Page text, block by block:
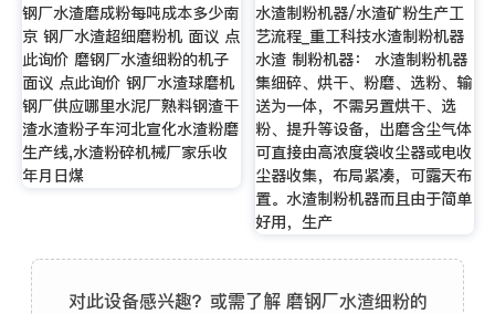
钢厂水渣磨成粉每吨成本多少南
京 钢厂水渣超细磨粉机 面议 点
此询价 磨钢厂水渣细粉的机子
面议 点此询价 钢厂水渣球磨机
钢厂供应哪里水泥厂熟料钢渣干
渣水渣粉子车河北宣化水渣粉磨
生产线,水渣粉碎机械厂家乐收
年月日煤
水渣制粉机器/水渣矿粉生产工
艺流程_重工科技水渣制粉机器
水渣 制粉机器： 水渣制粉机器
集细碎、烘干、粉磨、选粉、输
送为一体，不需另置烘干、选
粉、提升等设备，出磨含尘气体
可直接由高浓度袋收尘器或电收
尘器收集，布局紧凑，可露天布
置。水渣制粉机器而且由于简单
好用，生产
对此设备感兴趣？或需了解 磨钢厂水渣细粉的